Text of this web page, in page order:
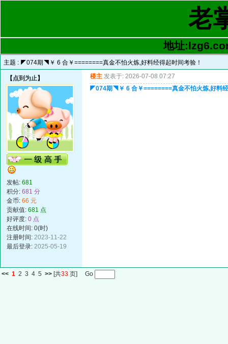
老
地址
主题 : ◤074期◥￥ 6 合￥========真金不怕火炼,好料经得起时间考验！
【点到为止】
发帖: 681
积分: 681 分
金币: 66 元
贡献值: 681 点
好评度: 0 点
在线时间: 0(时)
注册时间: 2023-11-22
最后登录: 2025-05-19
楼主 发表于: 2026-07-08 07:27
◤074期◥￥ 6 合￥========真金不怕火炼,好料
<< 1 2 3 4 5 >> [共33 页] Go